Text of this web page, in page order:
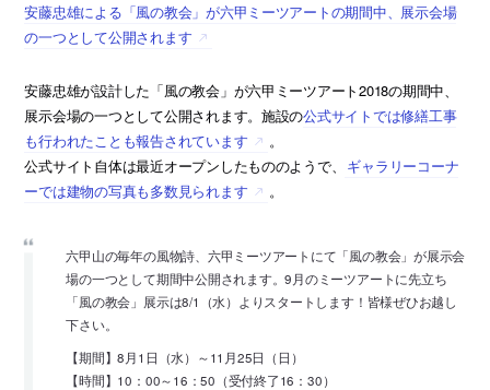
安藤忠雄による「風の教会」が六甲ミーツアートの期間中、展示会場
の一つとして公開されます
安藤忠雄が設計した「風の教会」が六甲ミーツアート2018の期間中、
展示会場の一つとして公開されます。施設の公式サイトでは修繕工事
も行われたことも報告されています
。
公式サイト自体は最近オープンしたもののようで、
ギャラリーコーナ
ーでは建物の写真も多数見られます
。
六甲山の毎年の風物詩、六甲ミーツアートにて「風の教会」が展示会
場の一つとして期間中公開されます。9月のミーツアートに先立ち
「風の教会」展示は8/1（水）よりスタートします！皆様ぜひお越し
下さい。
【期間】8月1日（水）～11月25日（日）
【時間】10：00～16：50（受付終了16：30）